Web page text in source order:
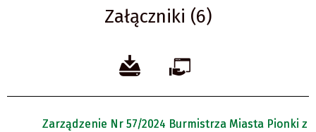
Załączniki (6)
Zarządzenie Nr 57/2024 Burmistrza Miasta Pionki z